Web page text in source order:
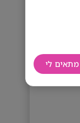
מתאים לי